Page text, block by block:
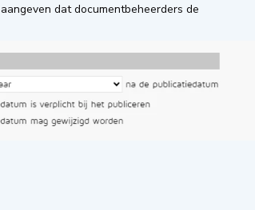
dat documentbeheerders de